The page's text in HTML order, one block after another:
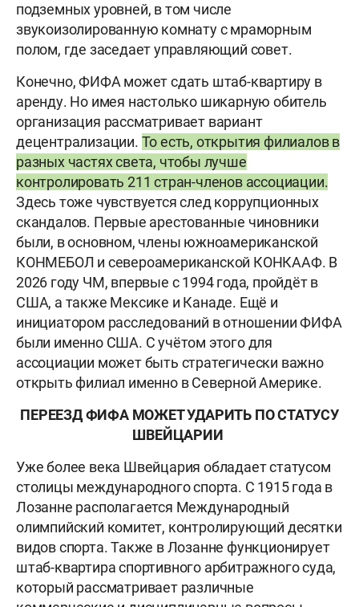
подземных уровней, в том числе
звукоизолированную комнату с мраморным
полом, где заседает управляющий совет.
Конечно, ФИФА может сдать штаб-квартиру в
аренду. Но имея настолько шикарную обитель
организация рассматривает вариант
децентрализации. То есть, открытия филиалов в
разных частях света, чтобы лучше
контролировать 211 стран-членов ассоциации.
Здесь тоже чувствуется след коррупционных
скандалов. Первые арестованные чиновники
были, в основном, члены южноамериканской
КОНМЕБОЛ и североамериканской КОНКААФ. В
2026 году ЧМ, впервые с 1994 года, пройдёт в
США, а также Мексике и Канаде. Ещё и
инициатором расследований в отношении ФИФА
были именно США. С учётом этого для
ассоциации может быть стратегически важно
открыть филиал именно в Северной Америке.
ПЕРЕЕЗД ФИФА МОЖЕТ УДАРИТЬ ПО СТАТУСУ
ШВЕЙЦАРИИ
Уже более века Швейцария обладает статусом
столицы международного спорта. С 1915 года в
Лозанне располагается Международный
олимпийский комитет, контролирующий десятки
видов спорта. Также в Лозанне функционирует
штаб-квартира спортивного арбитражного суда,
который рассматривает различные